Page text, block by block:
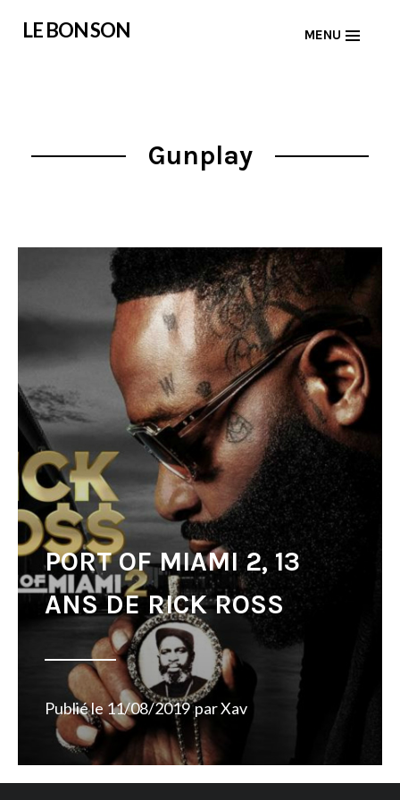
LE BON SON MENU
Gunplay
PORT OF MIAMI 2, 13
ANS DE RICK ROSS
Publié le11/08/2019 parXav